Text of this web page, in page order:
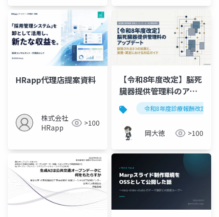
HRapp代理店提案資料
株式会社
HRapp
>100
【令和8年度改定】脳死
臓器提供管理料のアッ
プデート｜新設される3
つの加算と実務対応
令和8年度診療報酬改定
岡大徳 >100